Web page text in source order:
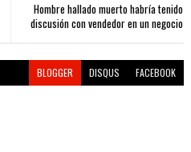
Hombre hallado muerto habría tenido
discusión con vendedor en un negocio
BLOGGER DISQUS FACEBOOK